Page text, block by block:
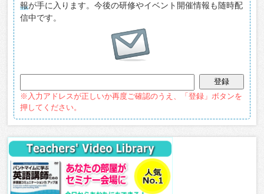
報が手に入ります。今後の研修やイベント開催情報も随時配
信中です。
※入力アドレスが正しいか再度ご確認のうえ、「登録」ボタンを
押してください。